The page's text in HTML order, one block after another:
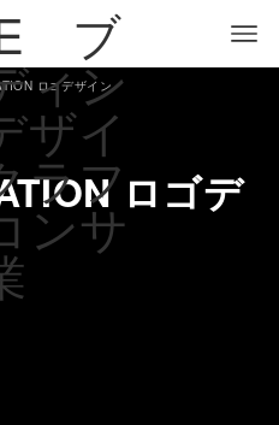
ロゴデザイン
ロゴデ